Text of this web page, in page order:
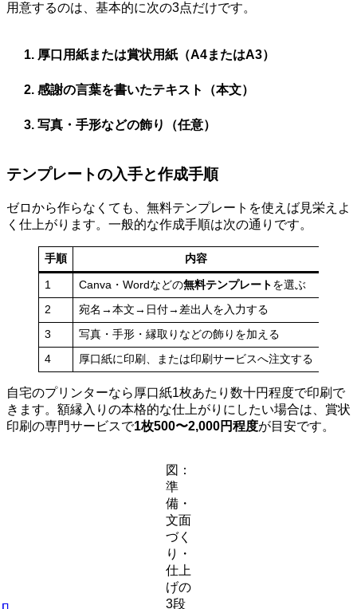
用意するのは、基本的に次の3点だけです。
厚口用紙または賞状用紙（A4またはA3）
感謝の言葉を書いたテキスト（本文）
写真・手形などの飾り（任意）
テンプレートの入手と作成手順
ゼロから作らなくても、無料テンプレートを使えば見栄えよ
く仕上がります。一般的な作成手順は次の通りです。
手順 内容
1 Canva・Wordなどの無料テンプレート を選ぶ
2 宛名→本文→日付→差出人を入力する
3 写真・手形・縁取りなどの飾りを加える
4 厚口紙に印刷、または印刷サービスへ注文する
自宅のプリンターなら厚口紙1枚あたり数十円程度で印刷で
きます。額縁入りの本格的な仕上がりにしたい場合は、賞状
印刷の専門サービスで1枚500〜2,000円程度が目安です。
図：
準
備・
文面
づく
り・
仕上
げの
3段